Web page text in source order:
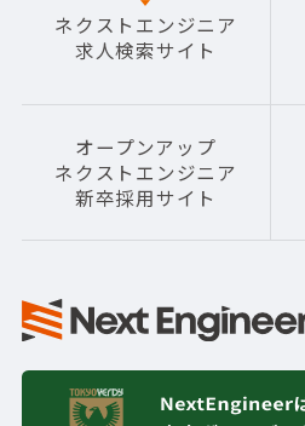
ネクストエンジニア
求人検索サイト
オープンアップ
ネクストエンジニア
新卒採用サイト